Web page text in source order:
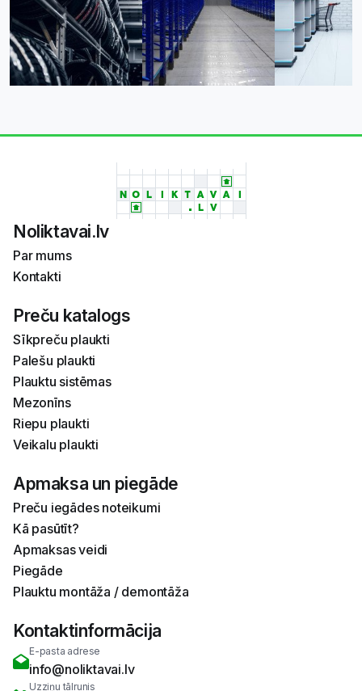
Noliktavai.lv
Par mums
Kontakti
Preču katalogs
Sīkpreču plaukti
Palešu plaukti
Plauktu sistēmas
Mezonīns
Riepu plaukti
Veikalu plaukti
Apmaksa un piegāde
Preču iegādes noteikumi
Kā pasūtīt?
Apmaksas veidi
Piegāde
Plauktu montāža / demontāža
Kontaktinformācija
E-pasta adrese
info@noliktavai.lv
Uzziņu tālrunis